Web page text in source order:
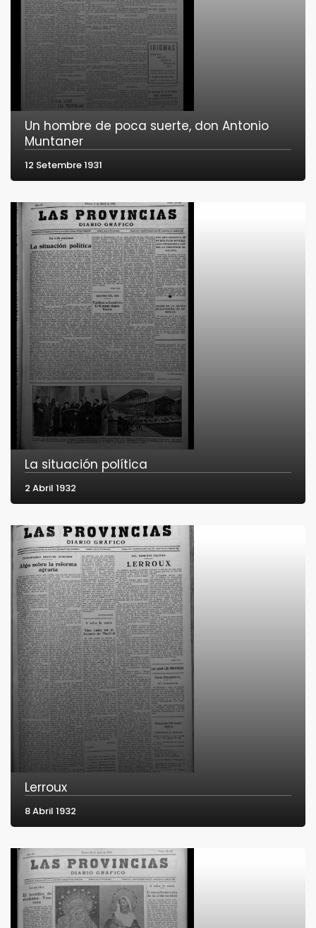
Un hombre de poca suerte, don Antonio
Muntaner
12 Setembre 1931
La situación política
2 Abril 1932
Lerroux
8 Abril 1932